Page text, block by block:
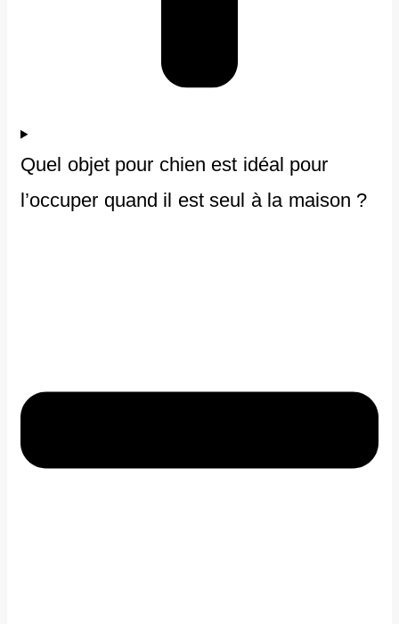
Quel objet pour chien est idéal pour
l’occuper quand il est seul à la maison ?